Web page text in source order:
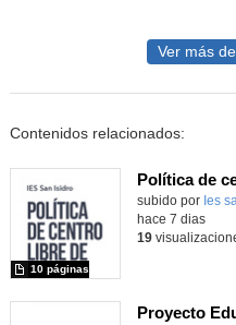
Ver más
Contenidos relacionados:
Política de
subido por Ies
10 páginas
hace 7 dias
19